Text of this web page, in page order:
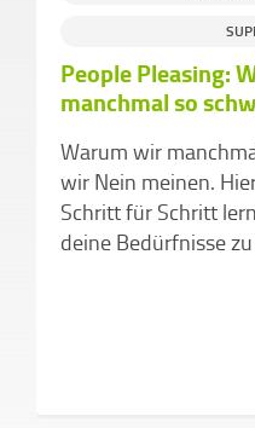
People Pleasing:
manchmal so
Warum wir
wir Nein meinen.
Schritt für Schritt
deine Bedürfnisse